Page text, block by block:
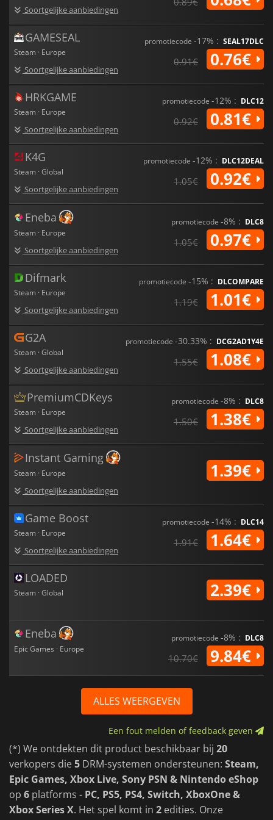
Soortgelijke aanbiedingen
GAMESEAL
Steam · Europe
Soortgelijke aanbiedingen
promotiecode -17% : SEAL17DLC
0.91€ 0.76€
HRKGAME
Steam · Europe
Soortgelijke aanbiedingen
promotiecode -12% : DLC12
0.92€ 0.81€
K4G
Steam · Global
Soortgelijke aanbiedingen
promotiecode -12% : DLC12DEAL
1.05€ 0.92€
Eneba
Steam · Europe
Soortgelijke aanbiedingen
promotiecode -8% : DLC8
1.05€ 0.97€
Difmark
Steam · Europe
Soortgelijke aanbiedingen
promotiecode -15% : DLCOMPARE
1.19€ 1.01€
G2A
Steam · Global
Soortgelijke aanbiedingen
promotiecode -30.33% : DCG2AD1Y4E
1.55€ 1.08€
PremiumCDKeys
Steam · Europe
Soortgelijke aanbiedingen
promotiecode -8% : DLC8
1.50€ 1.38€
Instant Gaming
Steam · Europe
Soortgelijke aanbiedingen
1.39€
Game Boost
Steam · Europe
Soortgelijke aanbiedingen
promotiecode -14% : DLC14
1.91€ 1.64€
LOADED
Steam · Global 2.39€
Eneba
Epic Games · Europe
promotiecode -8% : DLC8
10.70€ 9.84€
ALLES WEERGEVEN
Een fout melden of feedback geven
(*) We ontdekten dit product beschikbaar bij 20
verkopers die5 DRM-systemen ondersteunen: Steam,
Epic Games, Xbox Live, Sony PSN & Nintendo eShop
op 6 platforms - PC, PS5, PS4, Switch, XboxOne &
Xbox Series X. Het spel komt in 2 edities. Onze